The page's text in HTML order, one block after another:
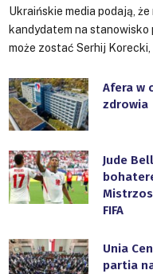
Ukraińskie media podają, że
kandydatem na stanowisko
może zostać Serhij
Afera w
zdrowia
Jude
FIFA
Unia
partia